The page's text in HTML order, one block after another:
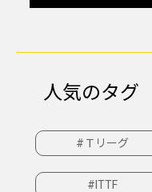
人気のタグ
#Ｔリーグ
#ITTF